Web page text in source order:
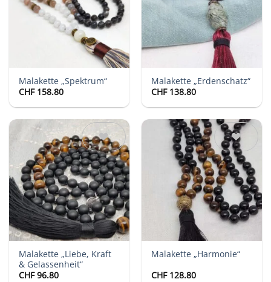
Malakette „Spektrum“
CHF158.80
Malakette „Erdenschatz“
CHF138.80
Auf die
Wunschliste
Malakette „Liebe, Kraft
& Gelassenheit“
CHF96.80
Auf die
Wunschliste
Malakette „Harmonie“
CHF128.80